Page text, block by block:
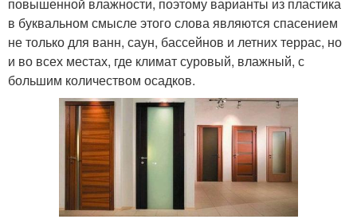
в буквальном смысле этого слова являются спасением
не только для ванн, саун, бассейнов и летних террас, но
и во всех местах, где климат суровый, влажный, с
большим количеством осадков.